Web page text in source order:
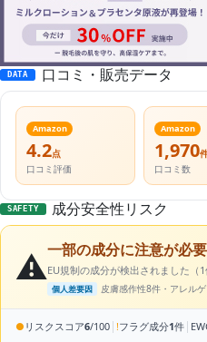
DATA 口コミ・販売データ
Amazon
4.2点
口コミ評価
Amazon
1,970
口コミ数
SAFETY 成分安全性リスク
⚠️一部の成分に注意が必
EU規制の成分が検出されました（1
個人差要因 皮膚感作性8件・アレル
● リスクスコア6/100 | !フラグ成分1件 |